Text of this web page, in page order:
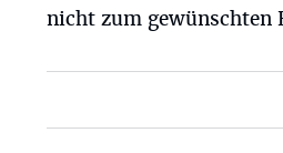
nicht zum gewünschten